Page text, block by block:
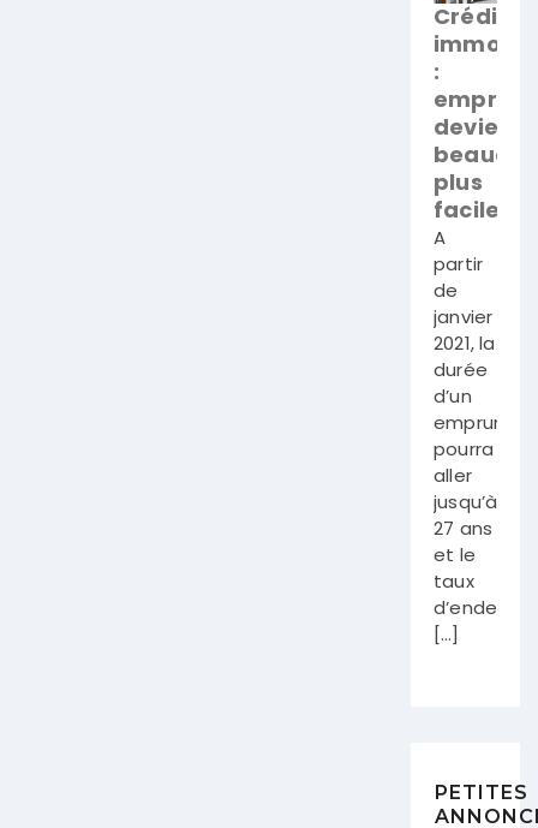
Crédit
:
devient
plus
facile
A
partir
de
janvier
2021, la
durée
d’un
emprunt
pourra
aller
jusqu’à
27 ans
et le
taux
[…]
PETITES